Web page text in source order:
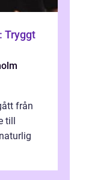
Tryggt
från
till